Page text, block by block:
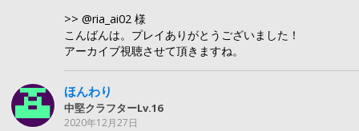
>> @ria_ai02 様
こんばんは。プレイありがとうございました！
アーカイブ視聴させて頂きますね。
ほんわり
中堅クラフターLv.16
2020年12月27日